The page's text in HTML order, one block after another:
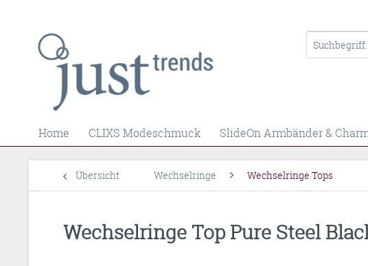
Home CLIXS Modeschmuck SlideOn Armbänder &
Übersicht Wechselringe Wechselringe Tops
Wechselringe Top Pure Steel